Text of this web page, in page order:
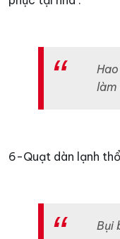
làm
6-Quạt dàn lạnh
Bụi